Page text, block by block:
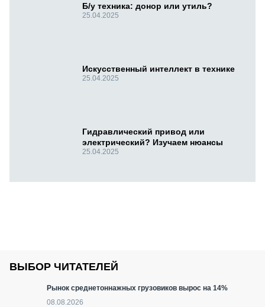
Б/у техника: донор или утиль?
25.04.2025
Искусственный интеллект в технике
25.04.2025
Гидравлический привод или
электрический? Изучаем нюансы
25.04.2025
ВЫБОР ЧИТАТЕЛЕЙ
Рынок среднетоннажных грузовиков вырос на 14%
08.08.2026